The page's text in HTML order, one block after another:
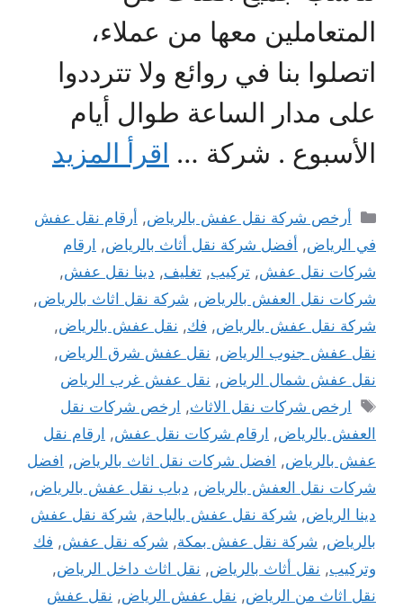
المتعاملين معها من عملاء،
اتصلوا بنا في روائع ولا تترددوا
على مدار الساعة طوال أيام
الأسبوع . شركة … اقرأ المزيد
التصنيفات
أرخص شركة نقل عفش بالرياض, أرقام نقل عفش
في الرياض, أفضل شركة نقل أثاث بالرياض, ارقام
شركات نقل عفش, تركيب, تغليف, دينا نقل عفش,
شركات نقل العفش بالرياض, شركة نقل اثاث بالرياض,
شركة نقل عفش بالرياض, فك, نقل عفش بالرياض,
نقل عفش جنوب الرياض, نقل عفش شرق الرياض,
نقل عفش شمال الرياض, نقل عفش غرب الرياض
الوسوم
ارخص شركات نقل الاثاث, ارخص شركات نقل
العفش بالرياض, ارقام شركات نقل عفش, ارقام نقل
عفش بالرياض, افضل شركات نقل اثاث بالرياض, افضل
شركات نقل العفش بالرياض, دباب نقل عفش بالرياض,
دينا الرياض, شركة نقل عفش بالباحة, شركة نقل عفش
بالرياض, شركة نقل عفش بمكة, شركه نقل عفش, فك
وتركيب, نقل أثاث بالرياض, نقل اثاث داخل الرياض,
نقل اثاث من الرياض, نقل عفش الرياض, نقل عفش